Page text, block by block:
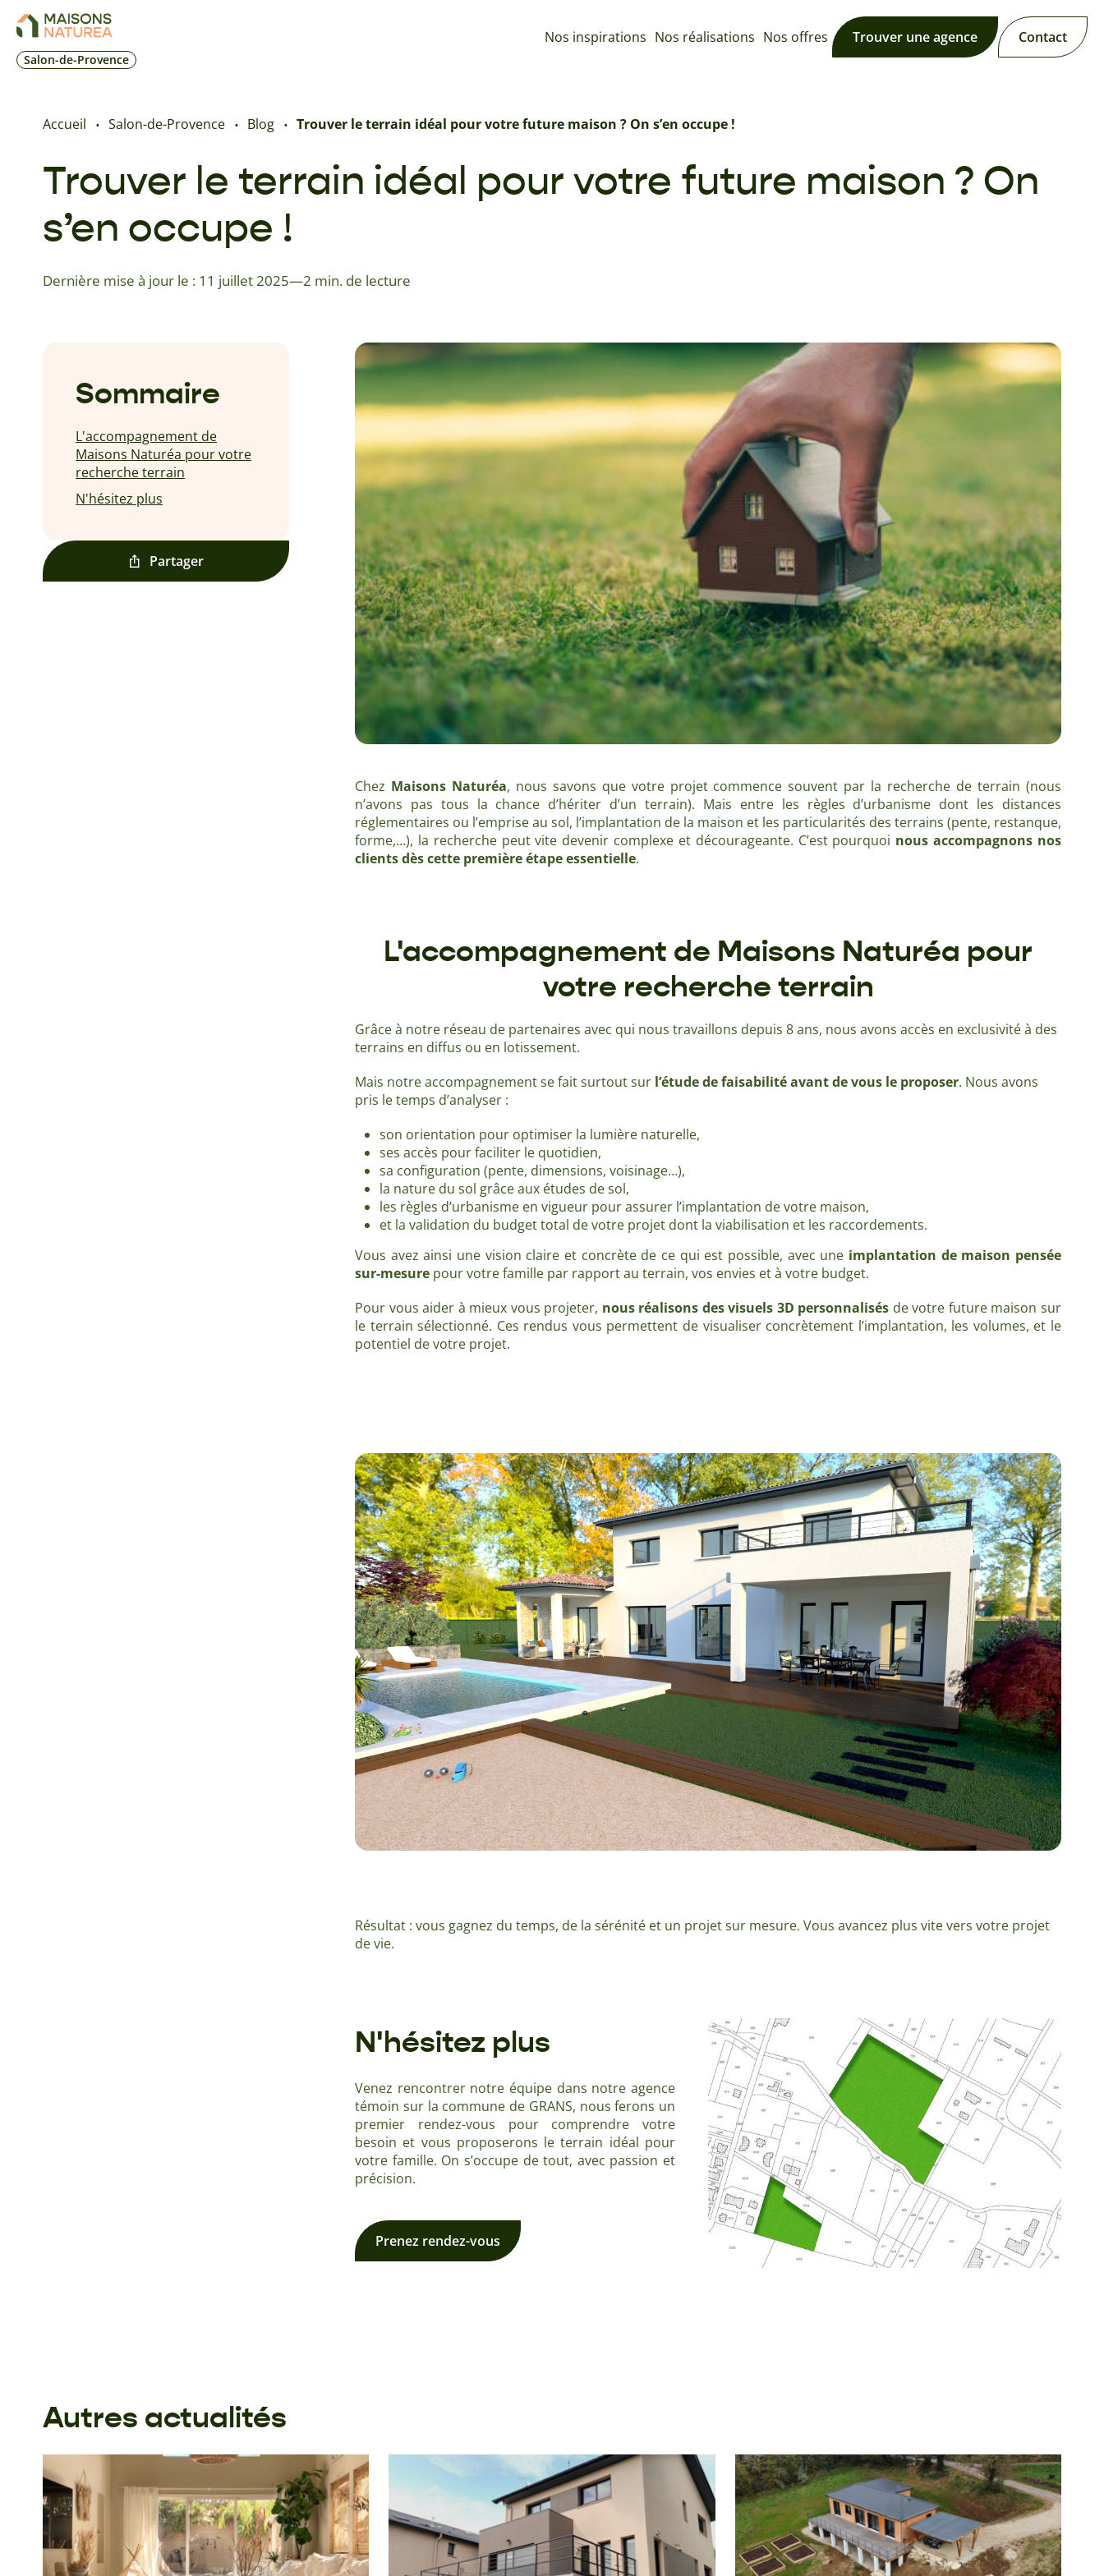
Salon-de-Provence
Nos inspirations Nos réalisations Nos offres Trouver une agence Contact
Trouver le terrain idéal pour votre future maison ? On
s’en occupe !
Accueil Salon-de-Provence Blog Trouver le terrain idéal pour votre future maison ? On s’en occupe !
Dernière mise à jour le : 11 juillet 2025—2 min. de lecture
Sommaire
L'accompagnement de
Maisons Naturéa pour votre
recherche terrain
N'hésitez plus
Partager
Chez Maisons Naturéa, nous savons que votre projet commence souvent par la recherche de terrain (nous
n’avons pas tous la chance d’hériter d’un terrain). Mais entre les règles d’urbanisme dont les distances
réglementaires ou l’emprise au sol, l’implantation de la maison et les particularités des terrains (pente, restanque,
forme,…), la recherche peut vite devenir complexe et décourageante. C’est pourquoi nous accompagnons nos
clients dès cette première étape essentielle.
L'accompagnement de Maisons Naturéa pour
votre recherche terrain
Grâce à notre réseau de partenaires avec qui nous travaillons depuis 8 ans, nous avons accès en exclusivité à des
terrains en diffus ou en lotissement.
Mais notre accompagnement se fait surtout sur l’étude de faisabilité avant de vous le proposer. Nous avons
pris le temps d’analyser :
son orientation pour optimiser la lumière naturelle,
ses accès pour faciliter le quotidien,
sa configuration (pente, dimensions, voisinage…),
la nature du sol grâce aux études de sol,
les règles d’urbanisme en vigueur pour assurer l’implantation de votre maison,
et la validation du budget total de votre projet dont la viabilisation et les raccordements.
Vous avez ainsi une vision claire et concrète de ce qui est possible, avec une implantation de maison pensée
sur-mesure pour votre famille par rapport au terrain, vos envies et à votre budget.
Pour vous aider à mieux vous projeter, nous réalisons des visuels 3D personnalisés de votre future maison sur
le terrain sélectionné. Ces rendus vous permettent de visualiser concrètement l’implantation, les volumes, et le
potentiel de votre projet.
Résultat : vous gagnez du temps, de la sérénité et un projet sur mesure. Vous avancez plus vite vers votre projet
de vie.
N'hésitez plus
Venez rencontrer notre équipe dans notre agence
témoin sur la commune de GRANS, nous ferons un
premier rendez-vous pour comprendre votre
besoin et vous proposerons le terrain idéal pour
votre famille. On s’occupe de tout, avec passion et
précision.
Prenez rendez-vous
Autres actualités